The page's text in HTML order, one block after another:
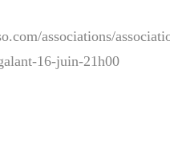
associations/
16-juin-21h00